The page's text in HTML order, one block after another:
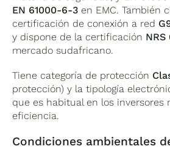
EN 61000-6-3 en EMC. También
certificación de conexión a red
y dispone de la certificación NRS
mercado sudafricano.
Tiene categoría de protección
protección) y la tipología
que es habitual en los inversores
eficiencia.
Condiciones ambientales